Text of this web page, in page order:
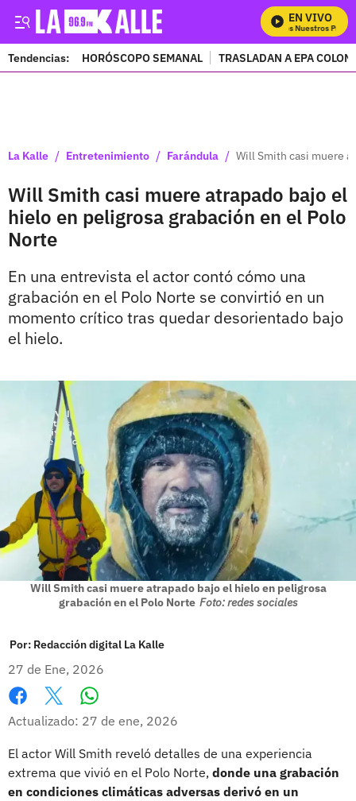
EN VIVO
Mira Todos Nuestros
Tendencias: HORÓSCOPO SEMANAL TRASLADAN A EPA
La Kalle / Entretenimiento / Farándula / Will Smith casi muere
Will Smith casi muere atrapado bajo el
hielo en peligrosa grabación en el Polo
Norte
En una entrevista el actor contó cómo una
grabación en el Polo Norte se convirtió en un
momento crítico tras quedar desorientado bajo
el hielo.
Will Smith casi muere atrapado bajo el hielo en peligrosa
grabación en el Polo Norte Foto: redes sociales
Por: Redacción digital La Kalle
27 de Ene, 2026
Facebook
X
Actualizado: 27 de ene, 2026
El actor Will Smith reveló detalles de una experiencia
extrema que vivió en el Polo Norte, donde una grabación
en condiciones climáticas adversas derivó en un